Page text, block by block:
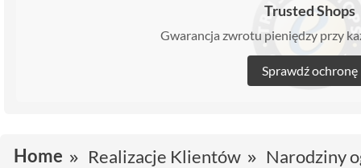
Trusted Shops
Gwarancja zwrotu pieniędzy przy
Sprawdź ochronę
Home Realizacje Klientów Narodziny